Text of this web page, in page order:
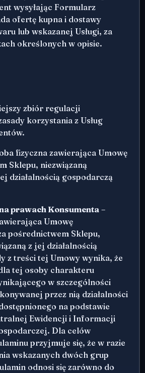
wysyłając Formularz
ofertę kupna i dostawy
lub wskazanej Usługi, za
określonych w opisie.
zbiór regulacji
korzystania z Usług
fizyczna zawierająca Umowę
Sklepu, niezwiązaną
działalnością gospodarczą
prawach Konsumenta –
Umowę
pośrednictwem Sklepu,
z jej działalnością
z treści tej Umowy wynika, że
tej osoby charakteru
w szczególności
przez nią działalności
na podstawie
Ewidencji i Informacji
Dla celów
przyjmuje się, że w razie
wskazanych dwóch grup
odnosi się zarówno do